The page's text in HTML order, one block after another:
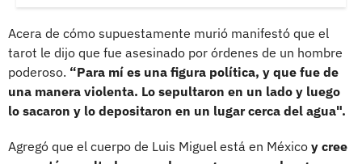
Acera de cómo supuestamente murió manifestó que el
tarot le dijo que fue asesinado por órdenes de un hombre
poderoso. “Para mí es una figura política, y que fue de
una manera violenta. Lo sepultaron en un lado y luego
lo sacaron y lo depositaron en un lugar cerca del agua".
Agregó que el cuerpo de Luis Miguel está en México y cree